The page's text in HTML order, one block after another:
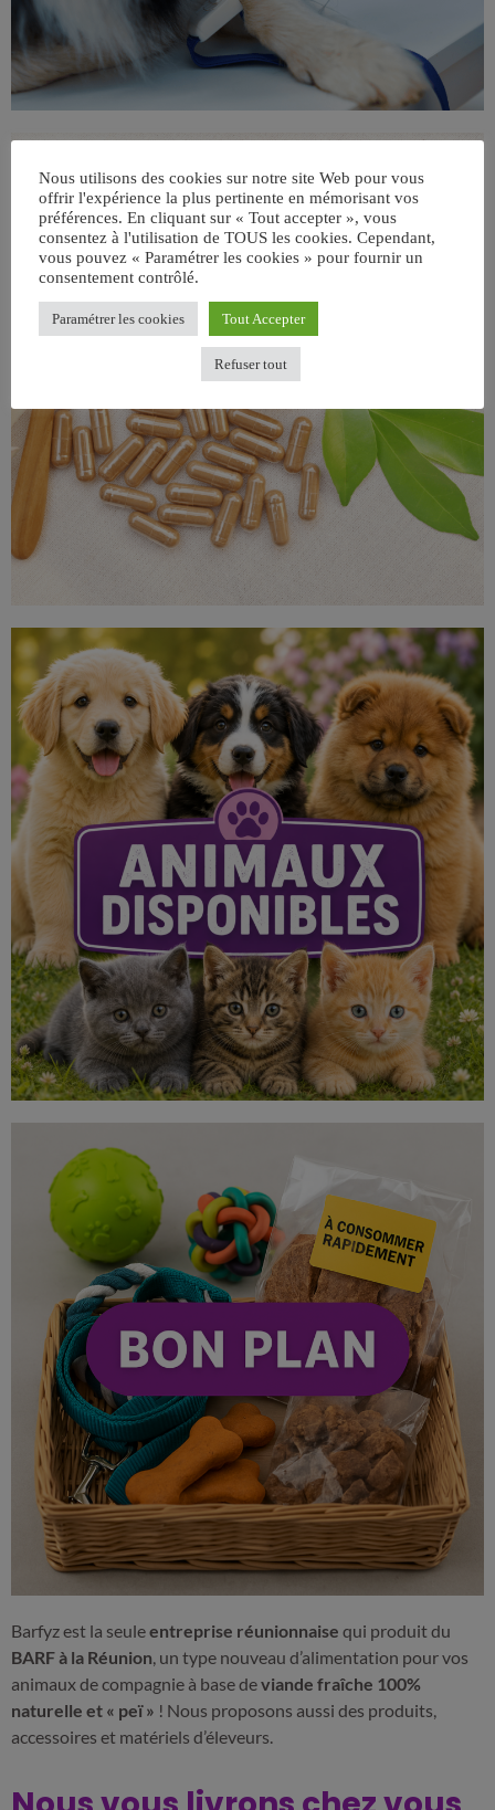
Barfyz est la seuleentreprise réunionnaise qui produit du
BARF à la Réunion, un type nouveau d’alimentation pour vos
animaux de compagnie à base deviande fraîche 100%
naturelle et « peï » ! Nous proposons aussi des produits,
accessoires et matériels d’éleveurs.
Nous utilisons des cookies sur notre site Web pour vous
offrir l'expérience la plus pertinente en mémorisant vos
préférences. En cliquant sur « Tout accepter », vous
consentez à l'utilisation de TOUS les cookies. Cependant,
vous pouvez « Paramétrer les cookies » pour fournir un
consentement contrôlé.
Paramétrer les cookies Tout Accepter
Refuser tout